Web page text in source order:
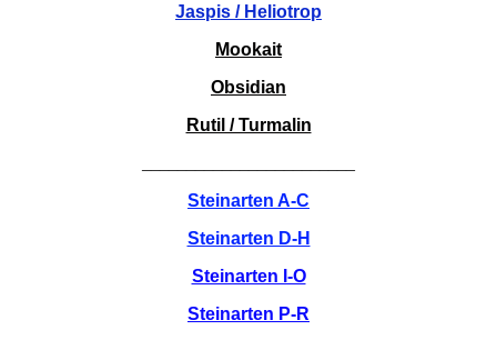
Jaspis / Heliotrop
Mookait
Obsidian
Rutil / Turmalin
Steinarten A-C
Steinarten D-H
Steinarten I-O
Steinarten P-R